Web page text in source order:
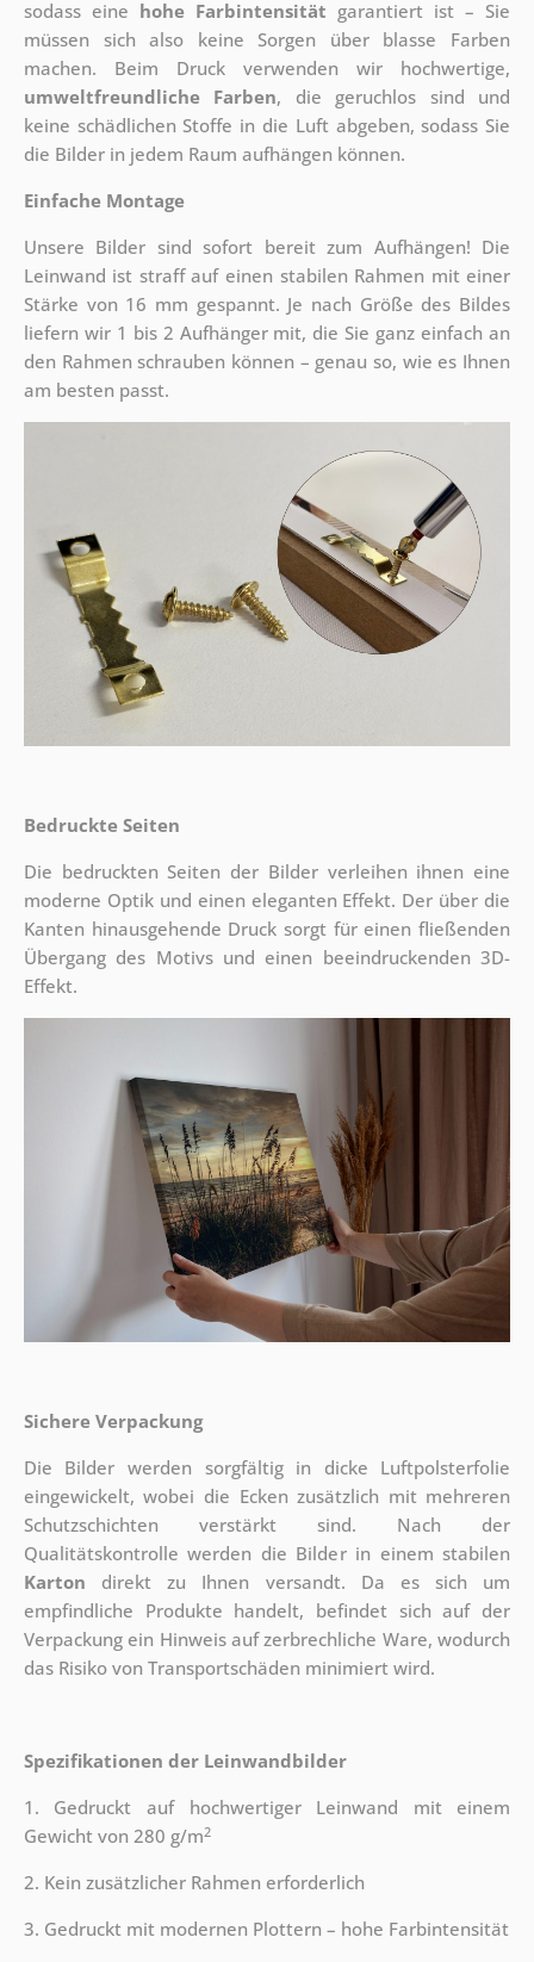
sodass eine hohe Farbintensität garantiert ist – Sie
müssen sich also keine Sorgen über blasse Farben
machen. Beim Druck verwenden wir hochwertige,
umweltfreundliche Farben, die geruchlos sind und
keine schädlichen Stoffe in die Luft abgeben, sodass Sie
die Bilder in jedem Raum aufhängen können.
Einfache Montage
Unsere Bilder sind sofort bereit zum Aufhängen! Die
Leinwand ist straff auf einen stabilen Rahmen mit einer
Stärke von 16 mm gespannt. Je nach Größe des Bildes
liefern wir 1 bis 2 Aufhänger mit, die Sie ganz einfach an
den Rahmen schrauben können – genau so, wie es Ihnen
am besten passt.
Bedruckte Seiten
Die bedruckten Seiten der Bilder verleihen ihnen eine
moderne Optik und einen eleganten Effekt. Der über die
Kanten hinausgehende Druck sorgt für einen fließenden
Übergang des Motivs und einen beeindruckenden 3D-
Effekt.
Sichere Verpackung
Die Bilder werden sorgfältig in dicke Luftpolsterfolie
eingewickelt, wobei die Ecken zusätzlich mit mehreren
Schutzschichten verstärkt sind. Nach der
Qualitätskontrolle werden die Bilder in einem stabilen
Karton direkt zu Ihnen versandt. Da es sich um
empfindliche Produkte handelt, befindet sich auf der
Verpackung ein Hinweis auf zerbrechliche Ware, wodurch
das Risiko von Transportschäden minimiert wird.
Spezifikationen der Leinwandbilder
1. Gedruckt auf hochwertiger Leinwand mit einem
Gewicht von 280 g/m2
2. Kein zusätzlicher Rahmen erforderlich
3. Gedruckt mit modernen Plottern – hohe Farbintensität